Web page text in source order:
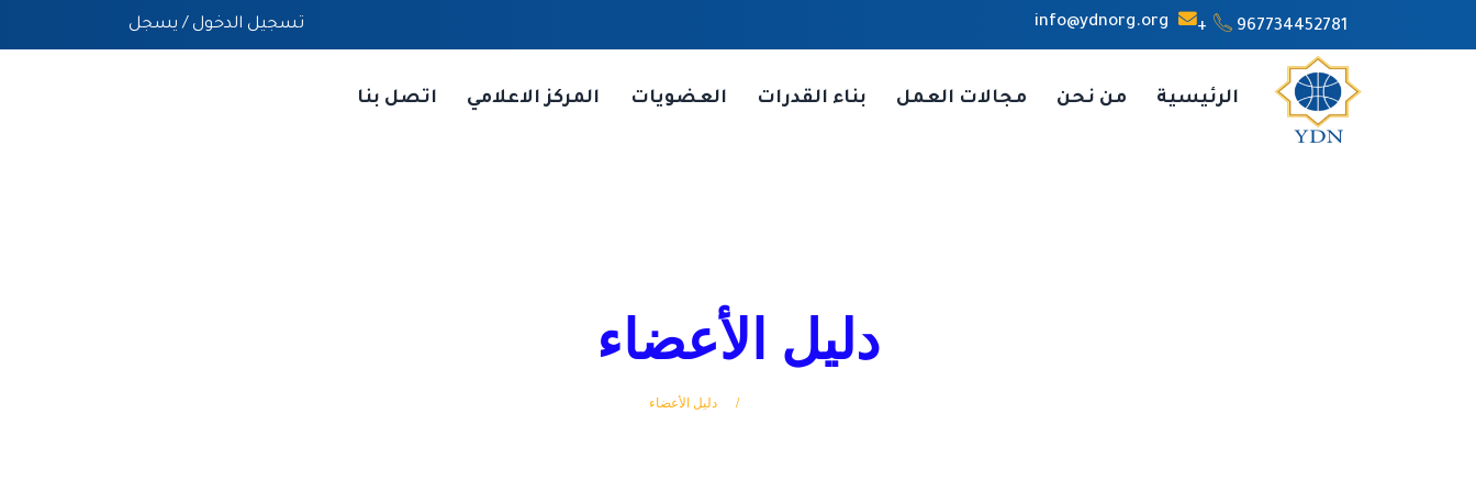
967734452781+
info@ydnorg.org تسجيل الدخول / يسجل
الرئيسية من نحن مجالات العمل بناء القدرات العضويات المركز الاعلامي اتصل بنا
دليل الأعضاء
دليل الأعضاء